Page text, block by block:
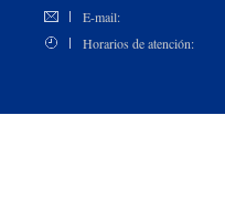
E-mail:
Horarios de atención: